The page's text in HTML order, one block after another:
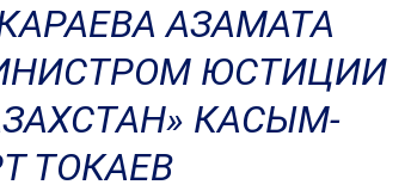
АЗАМАТА
ЮСТИЦИИ
КАСЫМ-
ТОКАЕВ